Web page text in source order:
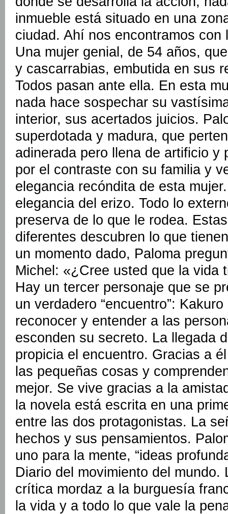
inmueble está situado en una
ciudad. Ahí nos encontramos
Una mujer genial, de 54 años,
y cascarrabias, embutida en sus
Todos pasan ante ella. En esta
nada hace sospechar su
interior, sus acertados juicios.
superdotada y madura, que
adinerada pero llena de artificio y
por el contraste con su familia y
elegancia recóndita de esta
elegancia del erizo. Todo lo
preserva de lo que le rodea.
diferentes descubren lo que
un momento dado, Paloma
Michel: «¿Cree usted que la vida
Hay un tercer personaje que se
un verdadero “encuentro”:
reconocer y entender a las
esconden su secreto. La llegada
propicia el encuentro. Gracias a
las pequeñas cosas y
mejor. Se vive gracias a la
la novela está escrita en una
entre las dos protagonistas. La
hechos y sus pensamientos.
uno para la mente, “ideas
Diario del movimiento del mundo.
crítica mordaz a la burguesía
la vida y a todo lo que vale la